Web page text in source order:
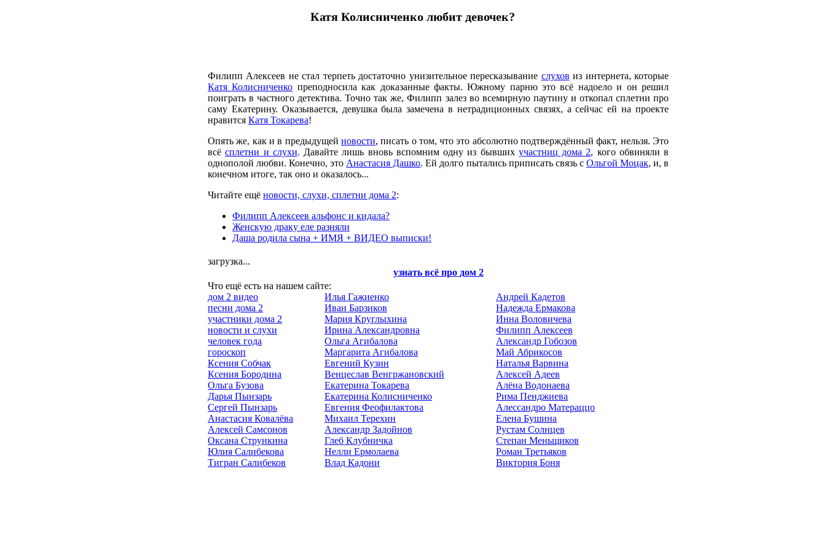
Катя Колисниченко любит девочек?
Филипп Алексеев не стал терпеть достаточно унизительное пересказывание слухов из интернета, которые
Катя Колисниченко преподносила как доказанные факты. Южному парню это всё надоело и он решил
поиграть в частного детектива. Точно так же, Филипп залез во всемирную паутину и откопал сплетни про
саму Екатерину. Оказывается, девушка была замечена в нетрадиционных связях, а сейчас ей на проекте
нравится Катя Токарева!
Опять же, как и в предыдущей новости, писать о том, что это абсолютно подтверждённый факт, нельзя. Это
всёсплетни и слухи. Давайте лишь вновь вспомним одну из бывших участниц дома 2, кого обвиняли в
однополой любви. Конечно, это Анастасия Дашко. Ей долго пытались приписать связь с Ольгой Моцак, и, в
конечном итоге, так оно и оказалось...
Читайте ещё новости, слухи, сплетни дома 2:
Филипп Алексеев альфонс и кидала?
Женскую драку еле разняли
Даша родила сына + ИМЯ + ВИДЕО выписки!
загрузка...
узнать всё про дом 2
Что ещё есть на нашем сайте:
дом 2 видео
песни дома 2
участники дома 2
новости и слухи
человек года
гороскоп
Ксения Собчак
Ксения Бородина
Ольга Бузова
Дарья Пынзарь
Сергей Пынзарь
Анастасия Ковалёва
Алексей Самсонов
Оксана Стрункина
Юлия Салибекова
Тигран Салибеков
Илья Гажиенко
Иван Барзиков
Мария Круглыхина
Ирина Александровна
Ольга Агибалова
Маргарита Агибалова
Евгений Кузин
Венцеслав Венгржановский
Екатерина Токарева
Екатерина Колисниченко
Евгения Феофилактова
Михаил Терехин
Александр Задойнов
Глеб Клубничка
Нелли Ермолаева
Влад Кадони
Андрей Кадетов
Надежда Ермакова
Инна Воловичева
Филипп Алексеев
Александр Гобозов
Май Абрикосов
Наталья Варвина
Алексей Адеев
Алёна Водонаева
Рима Пенджиева
Алессандро Матераццо
Елена Бушина
Рустам Солнцев
Степан Меньщиков
Роман Третьяков
Виктория Боня